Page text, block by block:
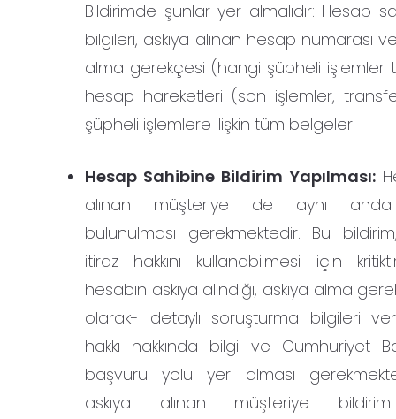
Bildirimde şunlar yer almalıdır: Hesap
bilgileri, askıya alınan hesap numarası
alma gerekçesi (hangi şüpheli işlemler
hesap hareketleri (son işlemler,
şüpheli işlemlere ilişkin tüm belgeler.
Hesap Sahibine Bildirim Yapılması:
alınan müşteriye de aynı anda
bulunulması gerekmektedir. Bu
itiraz hakkını kullanabilmesi için
hesabın askıya alındığı, askıya alma
olarak- detaylı soruşturma bilgileri
hakkı hakkında bilgi ve Cumhuriyet
başvuru yolu yer alması
askıya alınan müşteriye bildirim